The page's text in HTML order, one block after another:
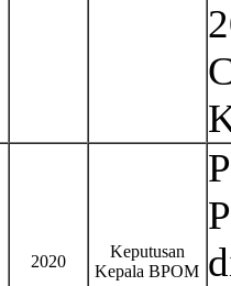
2020
Keputusan
Kepala BPOM